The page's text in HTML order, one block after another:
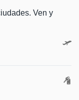
Ven y